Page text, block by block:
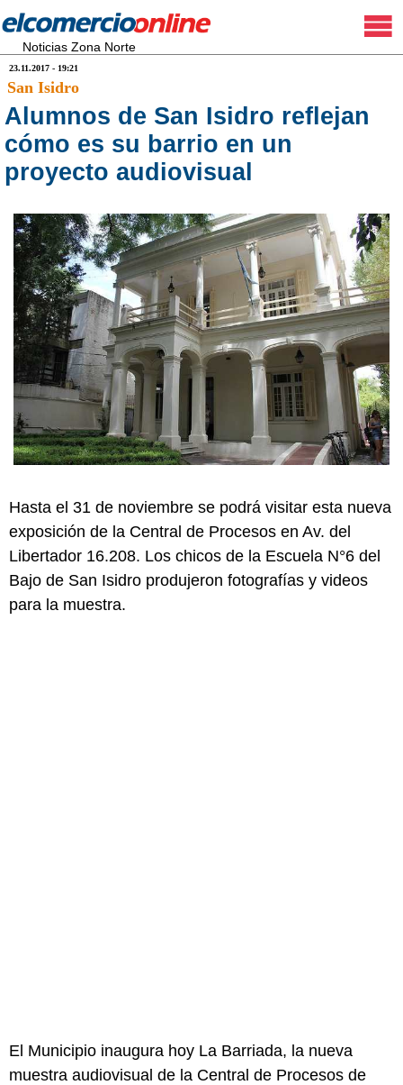
Noticias Zona Norte
23.11.2017 - 19:21
San Isidro
Alumnos de San Isidro reflejan
cómo es su barrio en un
proyecto audiovisual
Hasta el 31 de noviembre se podrá visitar esta nueva
exposición de la Central de Procesos en Av. del
Libertador 16.208. Los chicos de la Escuela N°6 del
Bajo de San Isidro produjeron fotografías y videos
para la muestra.
El Municipio inaugura hoy La Barriada, la nueva
muestra audiovisual de la Central de Procesos de